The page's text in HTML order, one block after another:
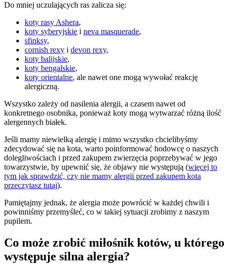
Do mniej uczulających ras zalicza się:
koty rasy Ashera,
koty syberyjskie i neva masquerade,
sfinksy,
cornish rexy i devon rexy,
koty balijskie,
koty bengalskie,
koty orientalne, ale nawet one mogą wywołać reakcję
alergiczną.
Wszystko zależy od nasilenia alergii, a czasem nawet od
konkretnego osobnika, ponieważ koty mogą wytwarzać różną ilość
alergennych białek.
Jeśli mamy niewielką alergię i mimo wszystko chcielibyśmy
zdecydować się na kota, warto poinformować hodowcę o naszych
dolegliwościach i przed zakupem zwierzęcia poprzebywać w jego
towarzystwie, by upewnić się, że objawy nie występują (więcej to
tym jak sprawdzić, czy nie mamy alergii przed zakupem kota
przeczytasz tutaj).
Pamiętajmy jednak, że alergia może powrócić w każdej chwili i
powinniśmy przemyśleć, co w takiej sytuacji zrobimy z naszym
pupilem.
Co może zrobić miłośnik kotów, u którego
występuje silna alergia?